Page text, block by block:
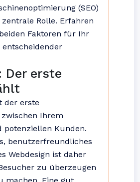
(SEO)
Rolle. Erfahren
Faktoren für Ihr
Der erste
der erste
Ihrem
potenziellen Kunden.
benutzerfreundliches
Webdesign ist daher
zu überzeugen